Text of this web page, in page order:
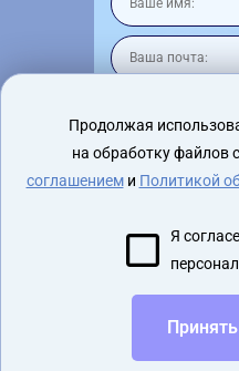
Я согласен на
2015 - 2026
Продолжая
на обработку файлов
соглашениеми Политикой
Я